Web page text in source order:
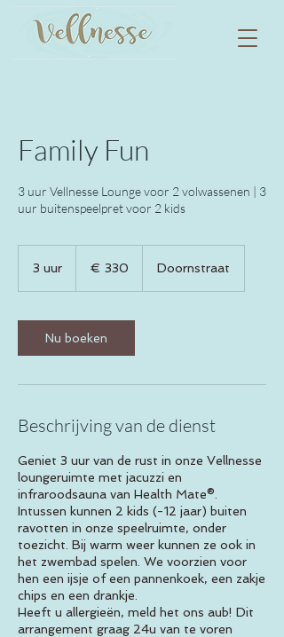
Family Fun
3 uur Vellnesse Lounge voor 2 volwassenen | 3
uur buitenspeelpret voor 2 kids
3 uur
r
€ 330 Doornstraat
Nu boeken
Beschrijving van de dienst
Geniet 3 uur van de rust in onze Vellnesse
loungeruimte met jacuzzi en
infraroodsauna van Health Mate®.
Intussen kunnen 2 kids (-12 jaar) buiten
ravotten in onze speelruimte, onder
toezicht. Bij warm weer kunnen ze ook in
het zwembad spelen. We voorzien voor
hen een ijsje of een pannenkoek, een zakje
chips en een drankje.
Heeft u allergieën, meld het ons aub! Dit
arrangement graag 24u van te voren